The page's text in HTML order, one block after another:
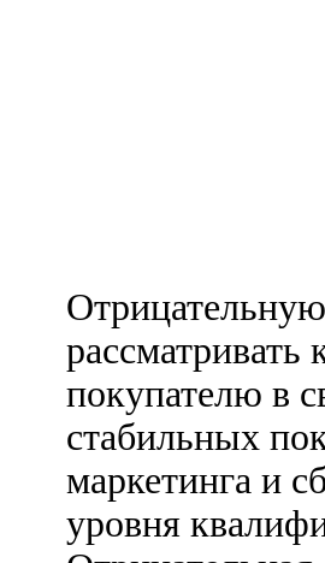
покупателю в
стабильных
маркетинга и
уровня